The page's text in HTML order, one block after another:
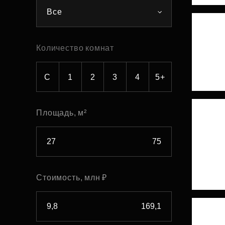
Рефинансирование
Все
Количество комнат
С 1 2 3 4 5+
Площадь, м²
Стоимость, млн ₽